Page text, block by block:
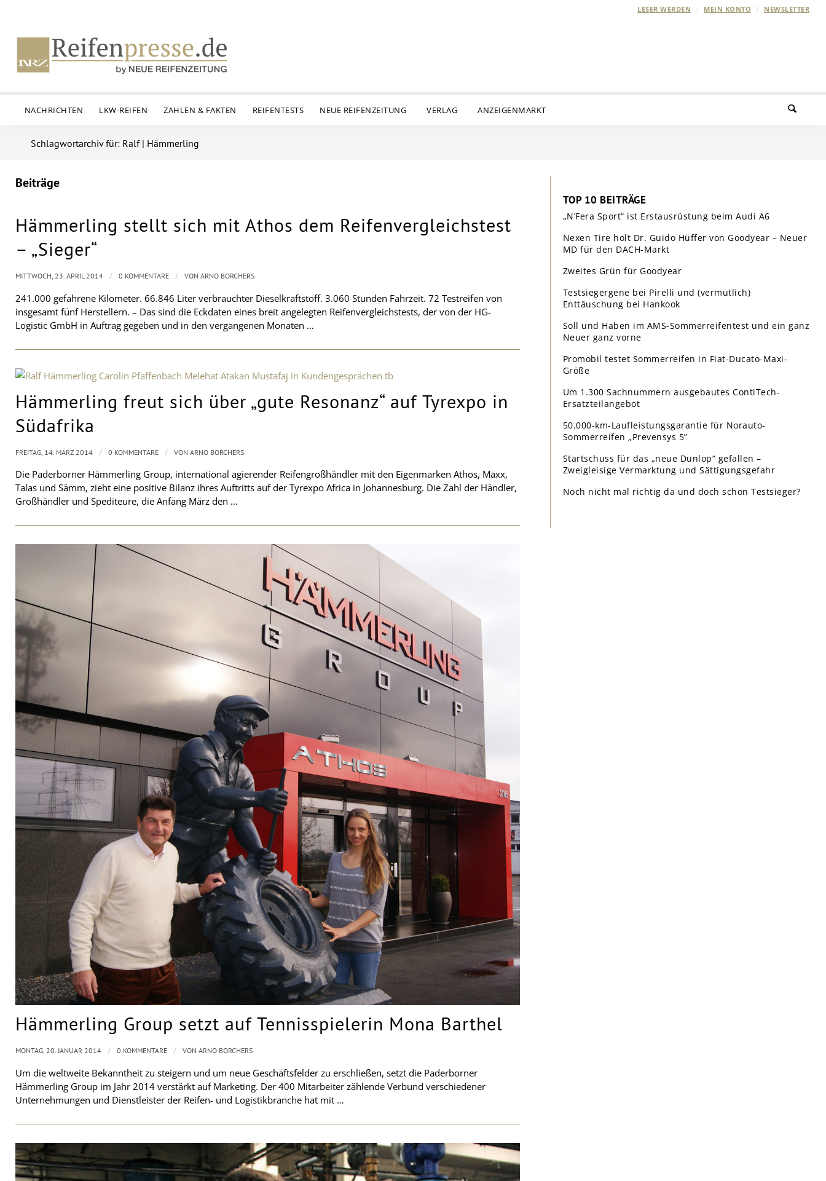
LESER WERDEN MEIN KONTO NEWSLETTER
NACHRICHTEN LKW-REIFEN ZAHLEN & FAKTEN REIFENTESTS NEUE REIFENZEITUNG VERLAG ANZEIGENMARKT
Schlagwortarchiv für: Ralf | Hämmerling
Beiträge
Hämmerling stellt sich mit Athos dem Reifenvergleichstest
– „Sieger“
241.000 gefahrene Kilometer. 66.846 Liter verbrauchter Dieselkraftstoff. 3.060 Stunden Fahrzeit. 72 Testreifen von
insgesamt fünf Herstellern. – Das sind die Eckdaten eines breit angelegten Reifenvergleichstests, der von der HG-
Logistic GmbH in Auftrag gegeben und in den vergangenen Monaten …
MITTWOCH, 23. APRIL 2014 / 0 KOMMENTARE / VON ARNO BORCHERS
Hämmerling freut sich über „gute Resonanz“ auf Tyrexpo in
Südafrika
Die Paderborner Hämmerling Group, international agierender Reifengroßhändler mit den Eigenmarken Athos, Maxx,
Talas und Sämm, zieht eine positive Bilanz ihres Auftritts auf der Tyrexpo Africa in Johannesburg. Die Zahl der Händler,
Großhändler und Spediteure, die Anfang März den …
FREITAG, 14. MÄRZ 2014 / 0 KOMMENTARE / VON ARNO BORCHERS
Hämmerling Group setzt auf Tennisspielerin Mona Barthel
Um die weltweite Bekanntheit zu steigern und um neue Geschäftsfelder zu erschließen, setzt die Paderborner
Hämmerling Group im Jahr 2014 verstärkt auf Marketing. Der 400 Mitarbeiter zählende Verbund verschiedener
Unternehmungen und Dienstleister der Reifen- und Logistikbranche hat mit …
MONTAG, 20. JANUAR 2014 / 0 KOMMENTARE / VON ARNO BORCHERS
TOP 10 BEITRÄGE
„N’Fera Sport“ ist Erstausrüstung beim Audi A6
Nexen Tire holt Dr. Guido Hüffer von Goodyear – Neuer
MD für den DACH-Markt
Zweites Grün für Goodyear
Testsiegergene bei Pirelli und (vermutlich)
Enttäuschung bei Hankook
Soll und Haben im AMS-Sommerreifentest und ein ganz
Neuer ganz vorne
Promobil testet Sommerreifen in Fiat-Ducato-Maxi-
Größe
Um 1.300 Sachnummern ausgebautes ContiTech-
Ersatzteilangebot
50.000-km-Laufleistungsgarantie für Norauto-
Sommerreifen „Prevensys 5”
Startschuss für das „neue Dunlop“ gefallen –
Zweigleisige Vermarktung und Sättigungsgefahr
Noch nicht mal richtig da und doch schon Testsieger?